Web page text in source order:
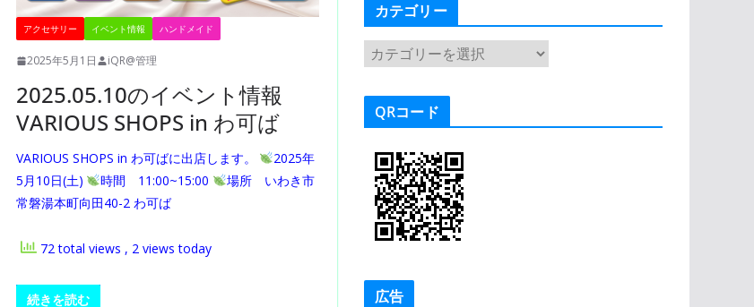
アクセサリー イベント情報 ハンドメイド
2025年5月1日 iQR@管理
2025.05.10のイベント情報
VARIOUS SHOPS in わ可ば
VARIOUS SHOPS in わ可ばに出店します。
2025年
5月10日(土)
時間 11:00~15:00
場所 いわき市
常磐湯本町向田40-2 わ可ば
72 total views , 2 views today
続きを読む
カテゴリー
カ
ゴ
QRコード
広告